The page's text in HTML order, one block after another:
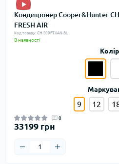
Кондиціонер Cooper&Hunter
FRESH AIR
Код товару: CH-S09FTXAN-BL
В наявності
Колір
9 12
0
33199 грн